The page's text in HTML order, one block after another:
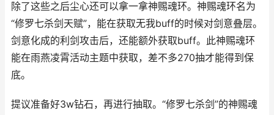
除了这些之后尘心还可以拿一拿神赐魂环。神赐魂环名为
“修罗七杀剑天赋”，能在获取无我buff的时候对剑意叠层。
剑意化成的利剑攻击后，还能额外获取buff。此神赐魂环
能在雨燕凌霄活动主题中获取，差不多270抽才能得到保
底。
提议准备好3w钻石，再进行抽取。“修罗七杀剑”的神赐魂